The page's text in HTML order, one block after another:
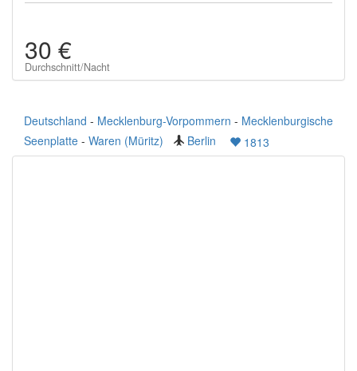
30 €
Durchschnitt/Nacht
Deutschland - Mecklenburg-Vorpommern - Mecklenburgische
Seenplatte - Waren (Müritz) Berlin 1813